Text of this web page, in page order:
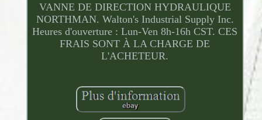
VANNE DE DIRECTION HYDRAULIQUE
NORTHMAN. Walton's Industrial Supply Inc.
Heures d'ouverture : Lun-Ven 8h-16h CST. CES
FRAIS SONT À LA CHARGE DE
L'ACHETEUR.